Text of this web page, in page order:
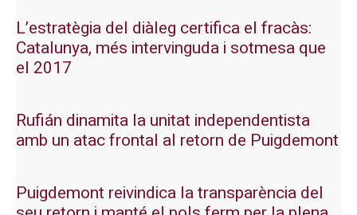
L’estratègia del diàleg certifica el fracàs:
Catalunya, més intervinguda i sotmesa que
el 2017
Rufián dinamita la unitat independentista
amb un atac frontal al retorn de Puigdemont
Puigdemont reivindica la transparència del